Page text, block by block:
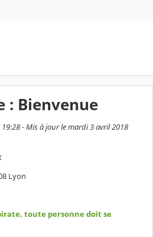
: Bienvenue
- Mis à jour le mardi 3 avril 2018
Lyon
toute personne doit se